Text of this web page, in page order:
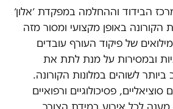
הבידוד וההחלמה במפקדת ׳אלון׳
הקורונה באופן מקצועי ומסור מזה
המילואים של פיקוד העורף עובדים
ובמסירות על מנת לתת את
לשוהים במלונות הקורונה.
סוציאליים, פסיכולוגיים ורפואיים